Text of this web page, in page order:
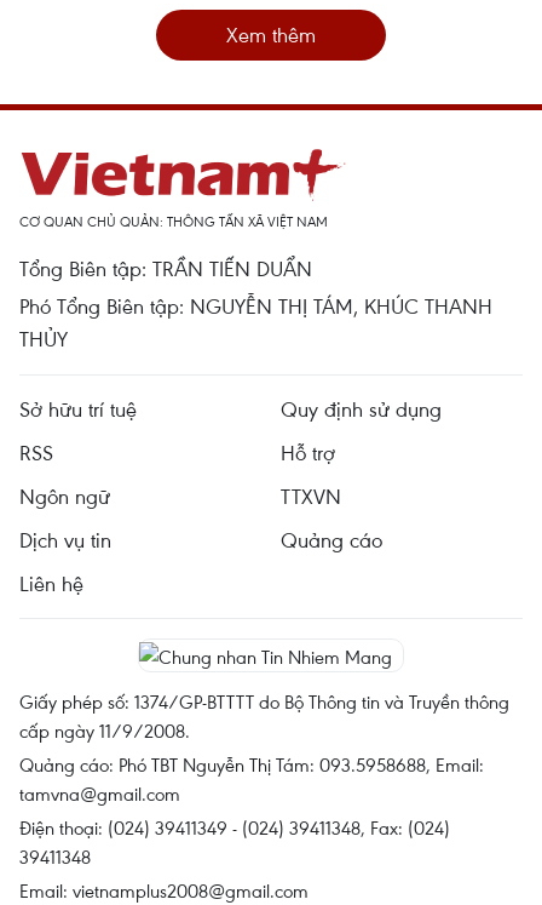
Xem thêm
CƠ QUAN CHỦ QUẢN: THÔNG TẤN XÃ VIỆT NAM
Tổng Biên tập: TRẦN TIẾN DUẨN
Phó Tổng Biên tập: NGUYỄN THỊ TÁM, KHÚC THANH
THỦY
Sở hữu trí tuệ
Quy định sử dụng
RSS
Hỗ trợ
Ngôn ngữ
TTXVN
Dịch vụ tin
Quảng cáo
Liên hệ
Giấy phép số: 1374/GP-BTTTT do Bộ Thông tin và Truyền thông
cấp ngày 11/9/2008.
Quảng cáo: Phó TBT Nguyễn Thị Tám: 093.5958688, Email:
tamvna@gmail.com
Điện thoại: (024) 39411349 - (024) 39411348, Fax: (024)
39411348
Email: vietnamplus2008@gmail.com